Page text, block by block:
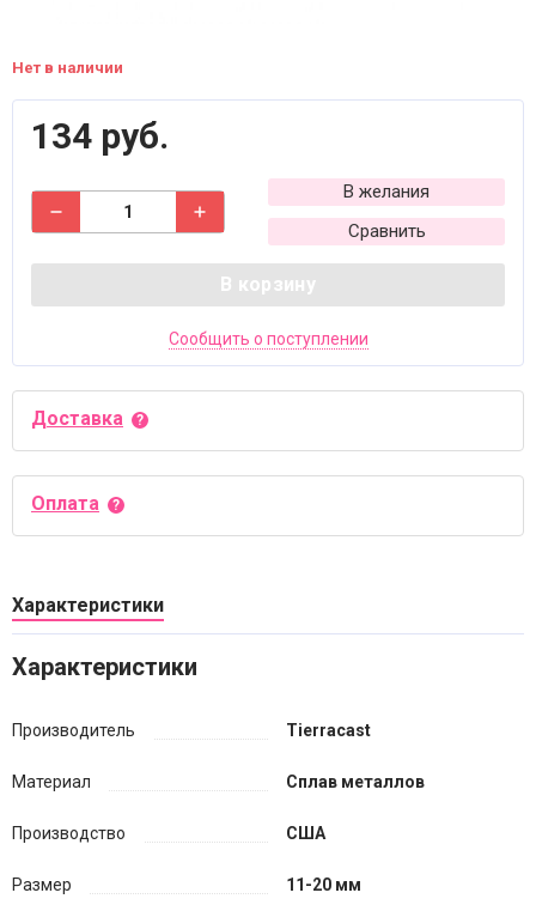
Нет в наличии
134 руб.
В желания
Сравнить
В корзину
Сообщить о поступлении
Доставка
Оплата
Характеристики
Характеристики
Производитель Tierracast
Материал Сплав металлов
Производство США
Размер 11-20 мм